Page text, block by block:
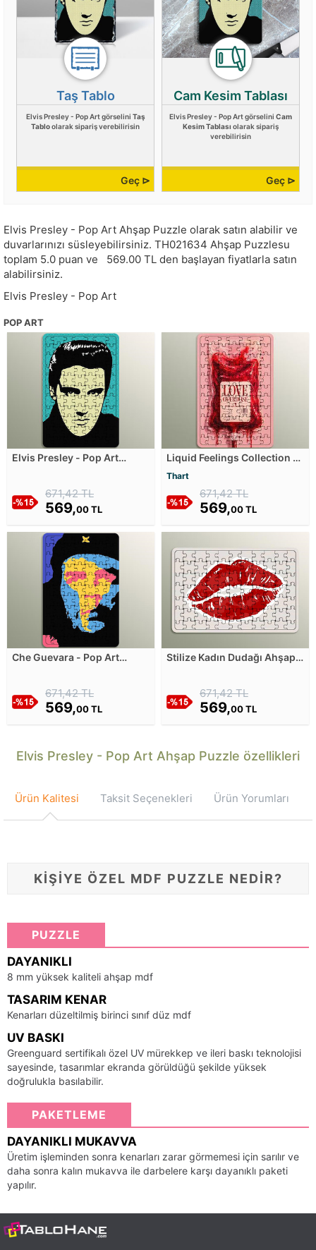
Taş Tablo
Elvis Presley - Pop Art görselini Taş
Tabloolarak sipariş verebilirisin
Geç ⊳
Cam Kesim Tablası
Elvis Presley - Pop Art görselini Cam
Kesim Tablası olarak sipariş
verebilirisin
Geç ⊳
Elvis Presley - Pop Art Ahşap Puzzle olarak satın alabilir ve
duvarlarınızı süsleyebilirsiniz. TH021634 Ahşap Puzzlesu
toplam 5.0 puan ve 569.00 TL den başlayan fiyatlarla satın
alabilirsiniz.
Elvis Presley - Pop Art
POP ART
Elvis Presley - Pop Art
671,42 TL
569,00 TL
Liquid Feelings Collection -
Puzzle
Thart
671,42 TL
569,00 TL
Che Guevara - Pop Art
671,42 TL
569,00 TL
Stilize Kadın Dudağı Ahşap
671,42 TL
569,00 TL
Elvis Presley - Pop Art Ahşap Puzzle özellikleri
Ürün Kalitesi Taksit Seçenekleri Ürün Yorumları
KİŞİYE ÖZEL MDF PUZZLE NEDİR?
PUZZLE
DAYANIKLI
8 mm yüksek kaliteli ahşap mdf
TASARIM KENAR
Kenarları düzeltilmiş birinci sınıf düz mdf
UV BASKI
Greenguard sertifikalı özel UV mürekkep ve ileri baskı teknolojisi
sayesinde, tasarımlar ekranda görüldüğü şekilde yüksek
doğrulukla basılabilir.
PAKETLEME
DAYANIKLI MUKAVVA
Üretim işleminden sonra kenarları zarar görmemesi için sarılır ve
daha sonra kalın mukavva ile darbelere karşı dayanıklı paketi
yapılır.